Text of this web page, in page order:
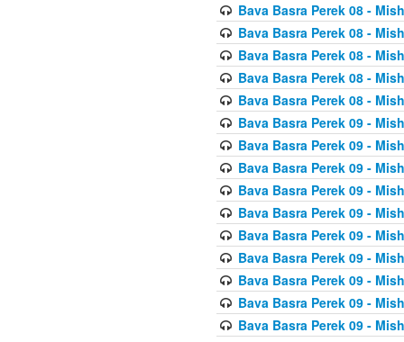
Bava Basra Perek 08 -
Bava Basra Perek 08 -
Bava Basra Perek 08 -
Bava Basra Perek 08 -
Bava Basra Perek 08 -
Bava Basra Perek 09 -
Bava Basra Perek 09 -
Bava Basra Perek 09 -
Bava Basra Perek 09 -
Bava Basra Perek 09 -
Bava Basra Perek 09 -
Bava Basra Perek 09 -
Bava Basra Perek 09 -
Bava Basra Perek 09 -
Bava Basra Perek 09 -